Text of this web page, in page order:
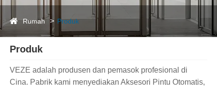
Rumah Produk
Produk
VEZE adalah produsen dan pemasok profesional di
Cina. Pabrik kami menyediakan Aksesori Pintu Otomatis,